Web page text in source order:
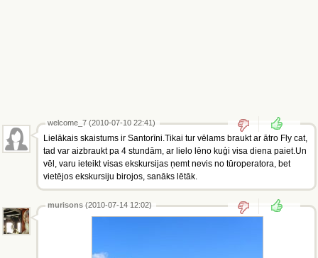
welcome_7 (2010-07-10 22:41)
Lielākais skaistums ir Santorīni.Tikai tur vēlams braukt ar ātro Fly cat,
tad var aizbraukt pa 4 stundām, ar lielo lēno kuģi visa diena paiet.Un
vēl, varu ieteikt visas ekskursijas ņemt nevis no tūroperatora, bet
vietējos ekskursiju birojos, sanāks lētāk.
murisons (2010-07-14 12:02)